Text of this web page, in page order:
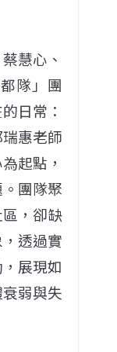
慧心、
隊」團
日常：
惠老師
起點，
團隊聚
，卻缺
透過實
展現如
弱與失